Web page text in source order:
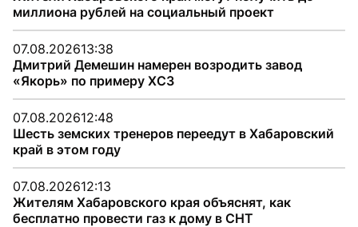
миллиона рублей на социальный проект
07.08.202613:38
Дмитрий Демешин намерен возродить завод
«Якорь» по примеру ХСЗ
07.08.202612:48
Шесть земских тренеров переедут в Хабаровский
край в этом году
07.08.202612:13
Жителям Хабаровского края объяснят, как
бесплатно провести газ к дому в СНТ